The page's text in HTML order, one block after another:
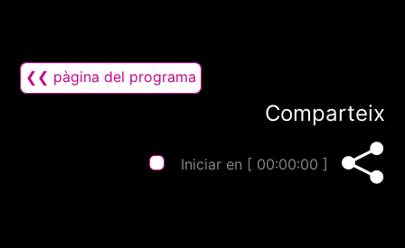
❮❮ pàgina del programa
Comparteix
Iniciar en [ 00:00:00 ]